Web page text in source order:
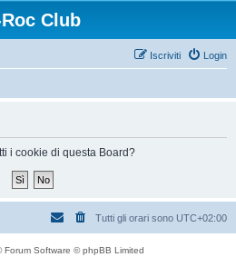
Club
Login
Iscriviti
i cookie di questa Board?
Tutti gli orari sono UTC+02:00
Forum Software © phpBB Limited